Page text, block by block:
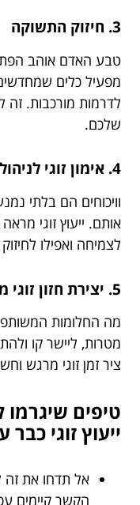
3. חיזוק התשוקה
טבע האדם אוהב
מפעיל כלים
לדרמות מורכבות.
שלכם.
4. אימון זוגי לניהול קונפליקטים
וויכוחים הם בלתי
אותם. ייעוץ זוגי
לצמיחה ואפילו
5. יצירת חזון זוגי משותף
מה החלומות
מטרות, ליישר קו
ציר זמן זוגי מרגש
טיפים
ייעוץ זוגי כבר
אל תדחו את
הקשר קיימים